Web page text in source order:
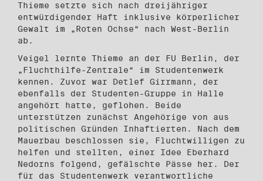
Thieme setzte sich nach dreijähriger
entwürdigender Haft inklusive körperlicher
Gewalt im „Roten Ochse“ nach West-Berlin
ab.
Veigel lernte Thieme an der FU Berlin, der
„Fluchthilfe-Zentrale“ im Studentenwerk
kennen. Zuvor war Detlef Girrmann, der
ebenfalls der Studenten-Gruppe in Halle
angehört hatte, geflohen. Beide
unterstützen zunächst Angehörige von aus
politischen Gründen Inhaftierten. Nach dem
Mauerbau beschlossen sie, Fluchtwilligen zu
helfen und stellten, einer Idee Eberhard
Nedorns folgend, gefälschte Pässe her. Der
für das Studentenwerk verantwortliche